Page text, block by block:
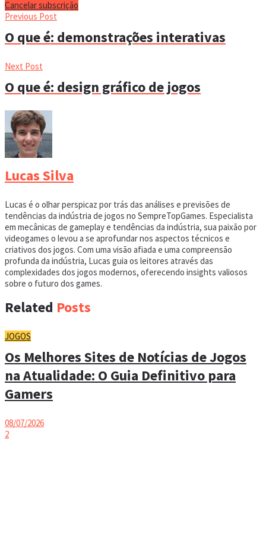
Cancelar subscrição
Previous Post
O que é: demonstrações interativas
Next Post
O que é: design gráfico de jogos
Lucas Silva
Lucas é o olhar perspicaz por trás das análises e previsões de
tendências da indústria de jogos no SempreTopGames. Especialista
em mecânicas de gameplay e tendências da indústria, sua paixão por
videogames o levou a se aprofundar nos aspectos técnicos e
criativos dos jogos. Com uma visão afiada e uma compreensão
profunda da indústria, Lucas guia os leitores através das
complexidades dos jogos modernos, oferecendo insights valiosos
sobre o futuro dos games.
Related Posts
JOGOS
Os Melhores Sites de Notícias de Jogos
na Atualidade: O Guia Definitivo para
Gamers
08/07/2026
2